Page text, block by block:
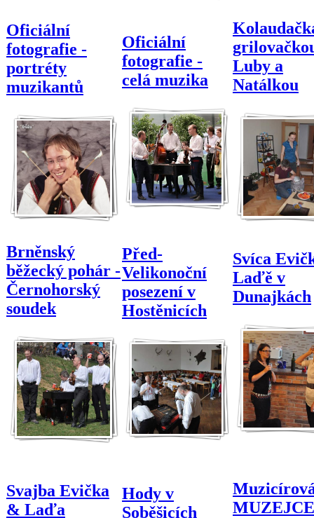
Oficiální
fotografie -
portréty
muzikantů
Oficiální
fotografie -
celá muzika
Luby a
Natálkou
Brněnský
běžecký pohár -
Černohorský
soudek
Před-
Velikonoční
posezení v
Hostěnicích
Svíca
Laďě v
Dunajkách
Svajba Evička
& Laďa
Hody v
Soběšicích
MUZEJCE